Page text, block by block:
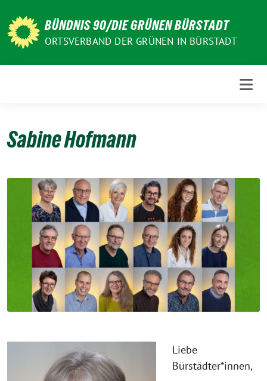
zum
Inhalt
BÜNDNIS 90/DIE GRÜNEN BÜRSTADT
ORTSVERBAND DER GRÜNEN IN BÜRSTADT
Sabine Hofmann
Liebe
Bürstädter*innen,